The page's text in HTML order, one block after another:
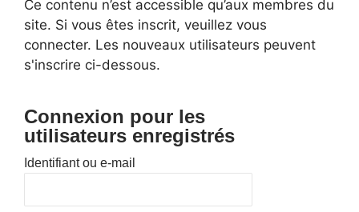
Ce contenu n’est accessible qu’aux membres du
site. Si vous êtes inscrit, veuillez vous
connecter. Les nouveaux utilisateurs peuvent
s'inscrire ci-dessous.
Connexion pour les
utilisateurs enregistrés
Identifiant ou e-mail